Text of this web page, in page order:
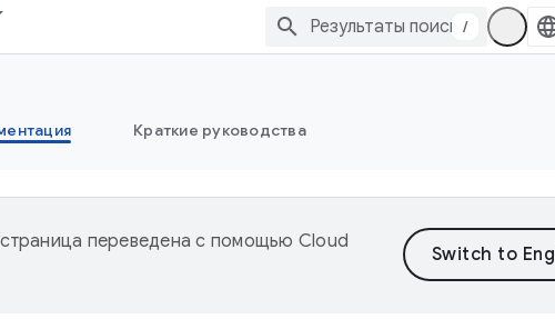
/
Краткие руководства
переведена с помощью Cloud